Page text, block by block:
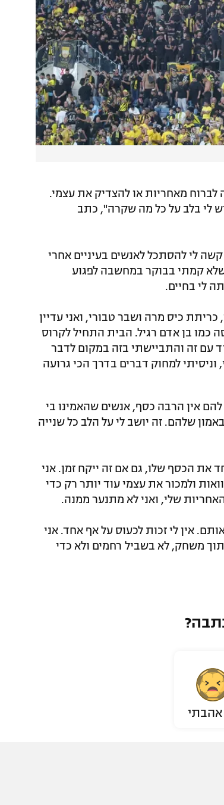
לברוח מאחריות או להצדיק את עצמי.
לי בלב על כל מה שקרה", כתב
לי להסתכל לאנשים בעיניים אחרי
קמתי בבוקר במחשבה לפגוע
לי בחיים.
כיס מרה ושבר טבורי, ואני עדיין
כמו בן אדם רגיל. הבית התחיל לקרוס
עם זה והתביישתי בזה במקום לדבר
למחוק דברים בדרך הכי גרועה
אין הרבה כסף, אנשים שהאמינו בי
שלהם. זה יושב לי על הלב כל שנייה
את הכסף שלו, גם אם זה ייקח זמן. אני
ולמכור את עצמי עוד יותר רק כדי
שלי, ואני לא מתנער ממנה.
אין לי זכות לכעוס על אף אחד. אני
משחק, לא בשביל רחמים ולא כדי
אהבתי